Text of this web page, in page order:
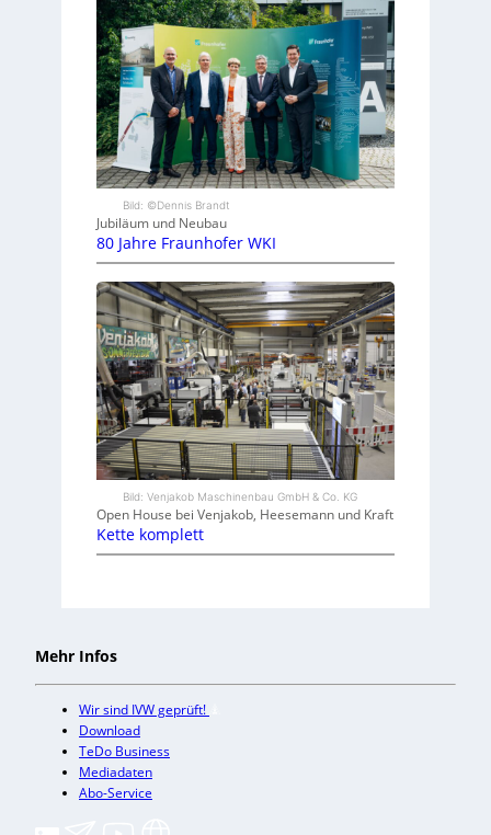
Bild: ©Dennis Brandt
Jubiläum und Neubau
80 Jahre Fraunhofer WKI
Bild: Venjakob Maschinenbau GmbH & Co. KG
Open House bei Venjakob, Heesemann und Kraft
Kette komplett
Mehr Infos
Wir sind IVW geprüft!
Download
TeDo Business
Mediadaten
Abo-Service